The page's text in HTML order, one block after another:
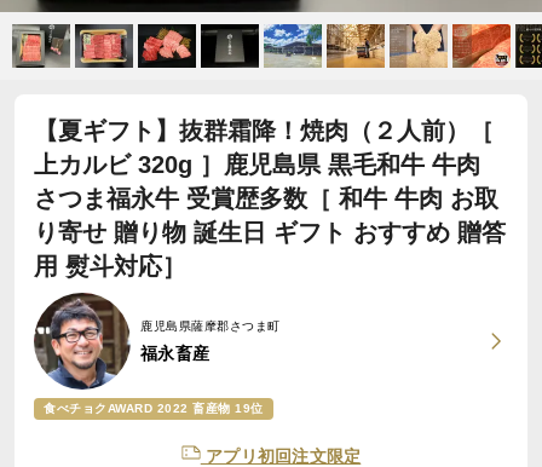
【夏ギフト】抜群霜降！焼肉（２人前）［
上カルビ 320g ］鹿児島県 黒毛和牛 牛肉
さつま福永牛 受賞歴多数［ 和牛 牛肉 お取
り寄せ 贈り物 誕生日 ギフト おすすめ 贈答
用 熨斗対応］
鹿児島県薩摩郡さつま町
福永畜産
食べチョクAWARD 2022 畜産物 19位
アプリ初回注文限定